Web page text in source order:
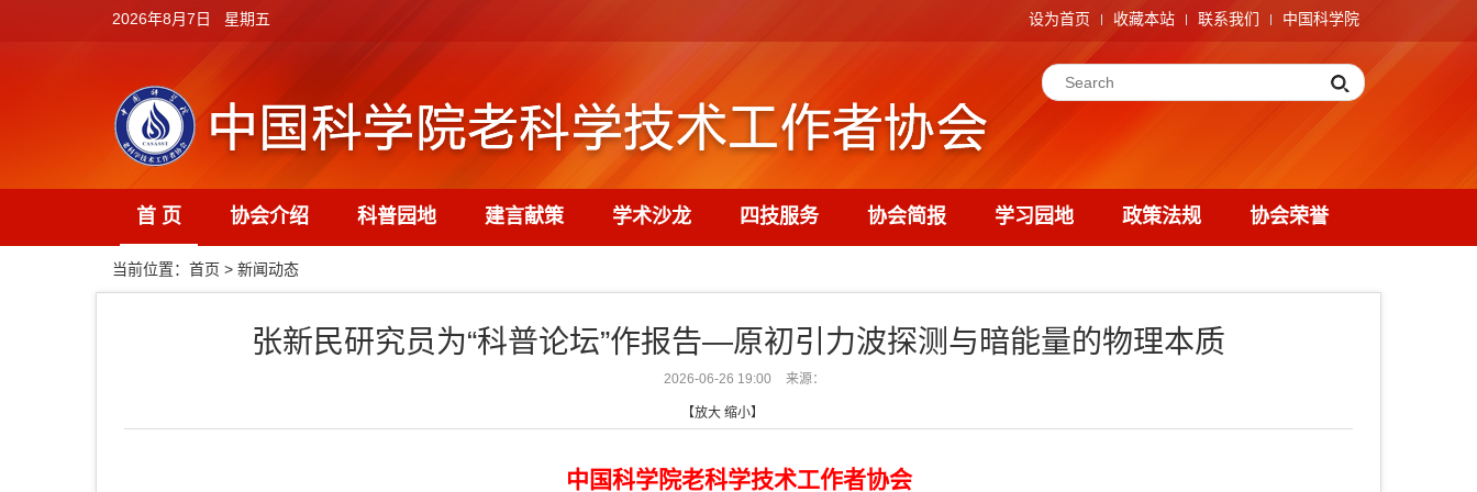
2026年8月7日 星期五 设为首页 收藏本站 联系我们 中国科学院
首 页 协会介绍 科普园地 建言献策 学术沙龙 四技服务 协会简报 学习园地 政策法规 协会荣誉
当前位置： 首页 > 新闻动态
张新民研究员为“科普论坛”作报告—原初引力波探测与暗能量的物理本质
2026-06-26 19:00 来源：
【放大 缩小】
中国科学院老科学技术工作者协会